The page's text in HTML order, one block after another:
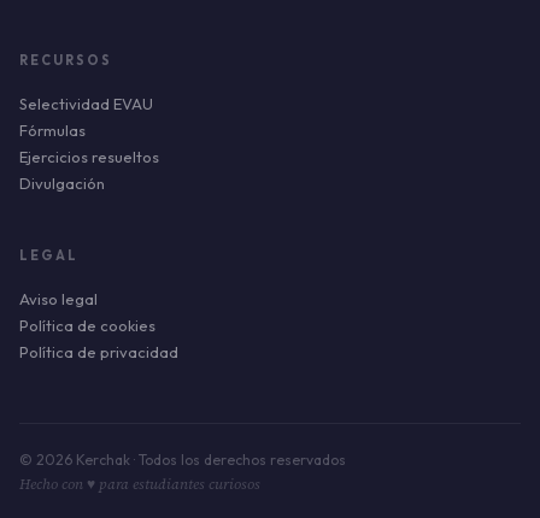
RECURSOS
Selectividad EVAU
Fórmulas
Ejercicios resueltos
Divulgación
LEGAL
Aviso legal
Política de cookies
Política de privacidad
© 2026 Kerchak · Todos los derechos reservados
Hecho con ♥ para estudiantes curiosos